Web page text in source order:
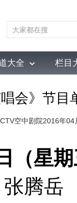
大全 栏目
会》节目
空中剧院2016年04
（星
腾岳